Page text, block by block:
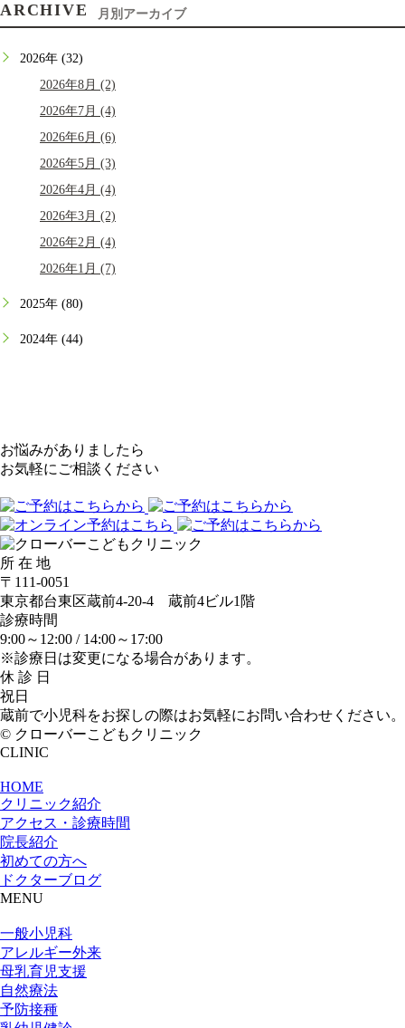
ARCHIVE 月別アーカイブ
2026年 (32)
2026年8月 (2)
2026年7月 (4)
2026年6月 (6)
2026年5月 (3)
2026年4月 (4)
2026年3月 (2)
2026年2月 (4)
2026年1月 (7)
2025年 (80)
2024年 (44)
お悩みがありましたら
お気軽にご相談ください
所 在 地
〒111-0051
東京都台東区蔵前4-20-4 蔵前4ビル1階
診療時間
9:00～12:00 / 14:00～17:00
※診療日は変更になる場合があります。
休 診 日
祝日
蔵前で小児科をお探しの際はお気軽にお問い合わせください。
© クローバーこどもクリニック
CLINIC
HOME
クリニック紹介
アクセス・診療時間
院長紹介
初めての方へ
ドクターブログ
MENU
一般小児科
アレルギー外来
母乳育児支援
自然療法
予防接種